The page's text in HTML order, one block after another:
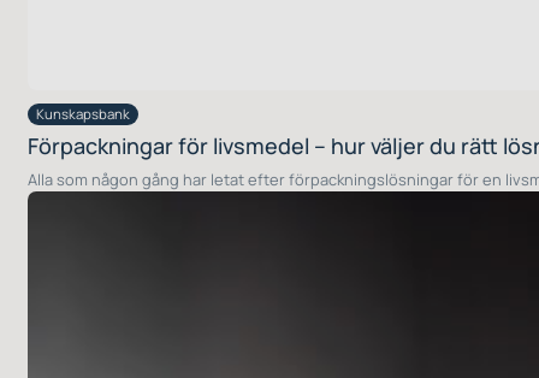
Kunskapsbank
Förpackningar för livsmedel – hur väljer du rätt
Alla som någon gång har letat efter förpackningslösningar för en